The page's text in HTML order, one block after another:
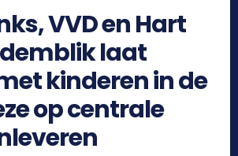
VVD en Hart
laat
kinderen in de
op centrale